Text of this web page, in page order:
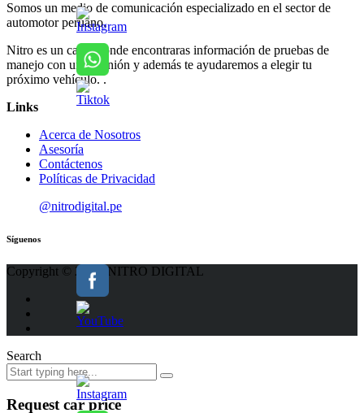
Somos un medio de comunicación especializado en el sector de
automotor peruano.
Nitro es un canal donde encontraras información de pruebas de
manejo con una opinión y además te ayudaremos a elegir tu
próximo vehículo. .
Links
Acerca de Nosotros
Asesoría
Contáctenos
Políticas de Privacidad
@nitrodigital.pe
Síguenos
Copyright © 2026. NITRO DIGITAL
Search
Request car price